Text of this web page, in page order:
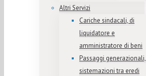
Altri Servizi
Cariche sindacali, di
liquidatore e
amministratore di beni
Passaggi generazionali,
sistemazioni tra eredi